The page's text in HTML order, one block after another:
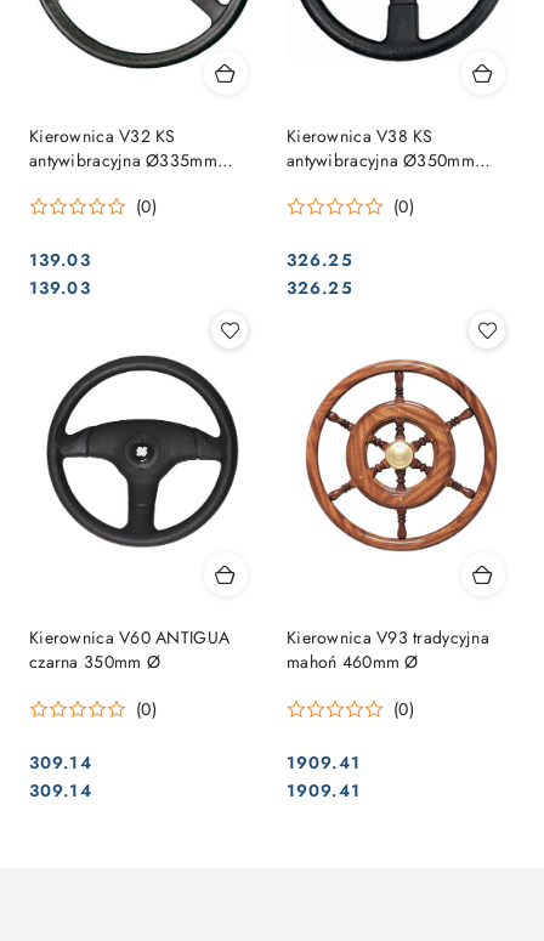
Kierownica V32 KS
antywibracyjna Ø335mm
(0)
Cena:
139.03
Cena:
139.03
Kierownica V38 KS
antywibracyjna Ø350mm
(0)
Cena:
326.25
Cena:
326.25
Kierownica V60 ANTIGUA
czarna 350mm Ø
(0)
Cena:
309.14
Cena:
309.14
Kierownica V93 tradycyjna
mahoń 460mm Ø
(0)
Cena:
1909.41
Cena:
1909.41